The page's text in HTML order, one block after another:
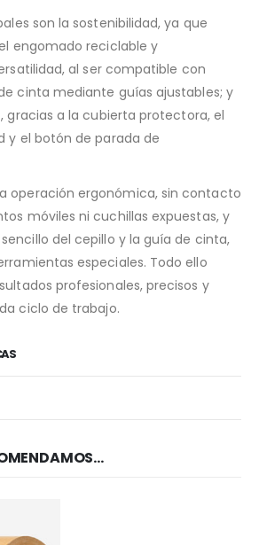
son la sostenibilidad, ya que
engomado reciclable y
al ser compatible con
cinta mediante guías ajustables; y
gracias a la cubierta protectora, el
y el botón de parada de
operación ergonómica, sin contacto
móviles ni cuchillas expuestas, y
del cepillo y la guía de cinta,
especiales. Todo ello
profesionales, precisos y
ciclo de trabajo.